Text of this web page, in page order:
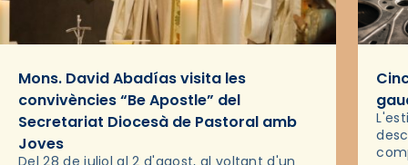
Mons. David Abadías visita les
convivències “Be Apostle” del
Secretariat Diocesà de Pastoral amb
Joves
Del 28 de juliol al 2 d'agost, al voltant d'un